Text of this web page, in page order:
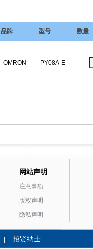
品牌 型号 数量
OMRON PY08A-E
网站声明
注意事项
版权声明
隐私声明
招贤纳士